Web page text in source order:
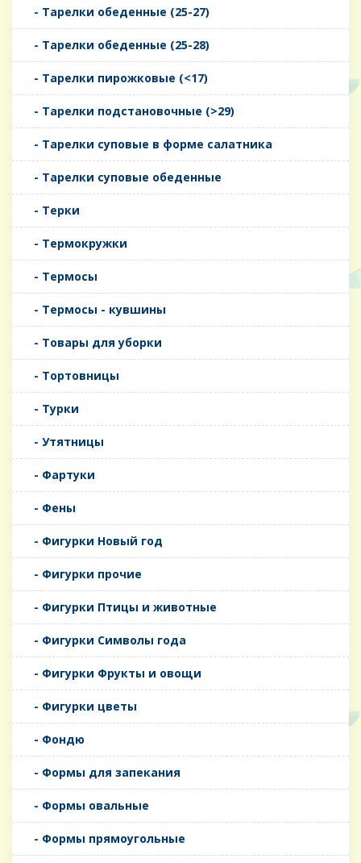
- Тарелки обеденные (25-27)
- Тарелки обеденные (25-28)
- Тарелки пирожковые (<17)
- Тарелки подстановочные (>29)
- Тарелки суповые в форме салатника
- Тарелки суповые обеденные
- Терки
- Термокружки
- Термосы
- Термосы - кувшины
- Товары для уборки
- Тортовницы
- Турки
- Утятницы
- Фартуки
- Фены
- Фигурки Новый год
- Фигурки прочие
- Фигурки Птицы и животные
- Фигурки Символы года
- Фигурки Фрукты и овощи
- Фигурки цветы
- Фондю
- Формы для запекания
- Формы овальные
- Формы прямоугольные